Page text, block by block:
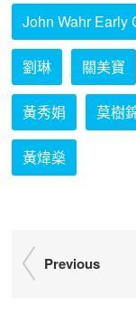
John Wahr Early
劉琳 關美寶
黃秀娟 莫樹
黃煒燊
Previous